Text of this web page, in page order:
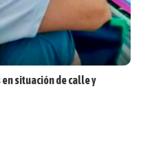
en situación de calle y